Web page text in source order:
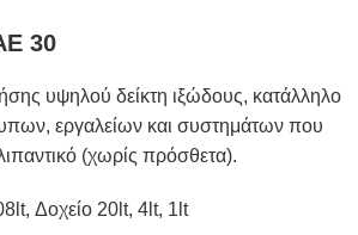
30
υψηλού δείκτη ιξώδους, κατάλληλο
εργαλείων και συστημάτων που
(χωρίς πρόσθετα).
Δοχείο 20lt, 4lt, 1lt